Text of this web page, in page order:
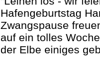
Hafengeburtstag
Zwangspause
auf ein tolles
der Elbe einiges